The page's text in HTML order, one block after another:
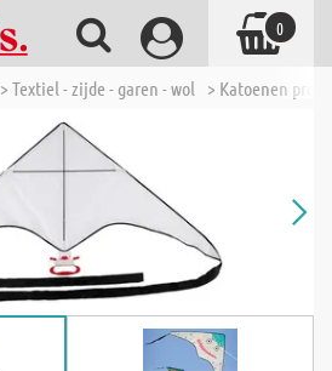
> Textiel - zijde - garen - wol > Katoenen
0